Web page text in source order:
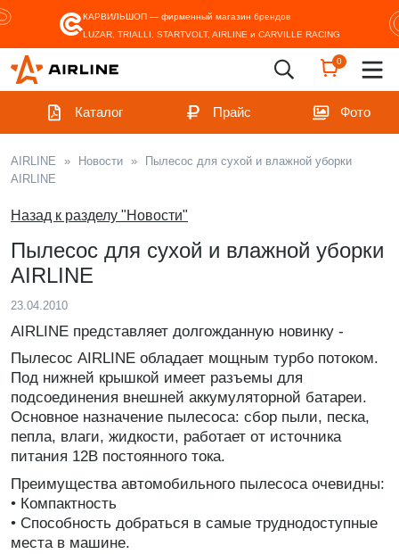
КАРВИЛЬШОП — фирменный магазин брендов
LUZAR, TRIALLI, STARTVOLT, AIRLINE и CARVILLE RACING
0
Каталог Прайс Фото
AIRLINE » Новости »
Пылесос для сухой и влажной уборки
AIRLINE
Назад к разделу "Новости"
Пылесос для сухой и влажной уборки
AIRLINE
23.04.2010
AIRLINE представляет долгожданную новинку -
Пылесос AIRLINE обладает мощным турбо потоком.
Под нижней крышкой имеет разъемы для
подсоединения внешней аккумуляторной батареи.
Основное назначение пылесоса: сбор пыли, песка,
пепла, влаги, жидкости, работает от источника
питания 12В постоянного тока.
Преимущества автомобильного пылесоса очевидны:
• Компактность
• Способность добраться в самые труднодоступные
места в машине.